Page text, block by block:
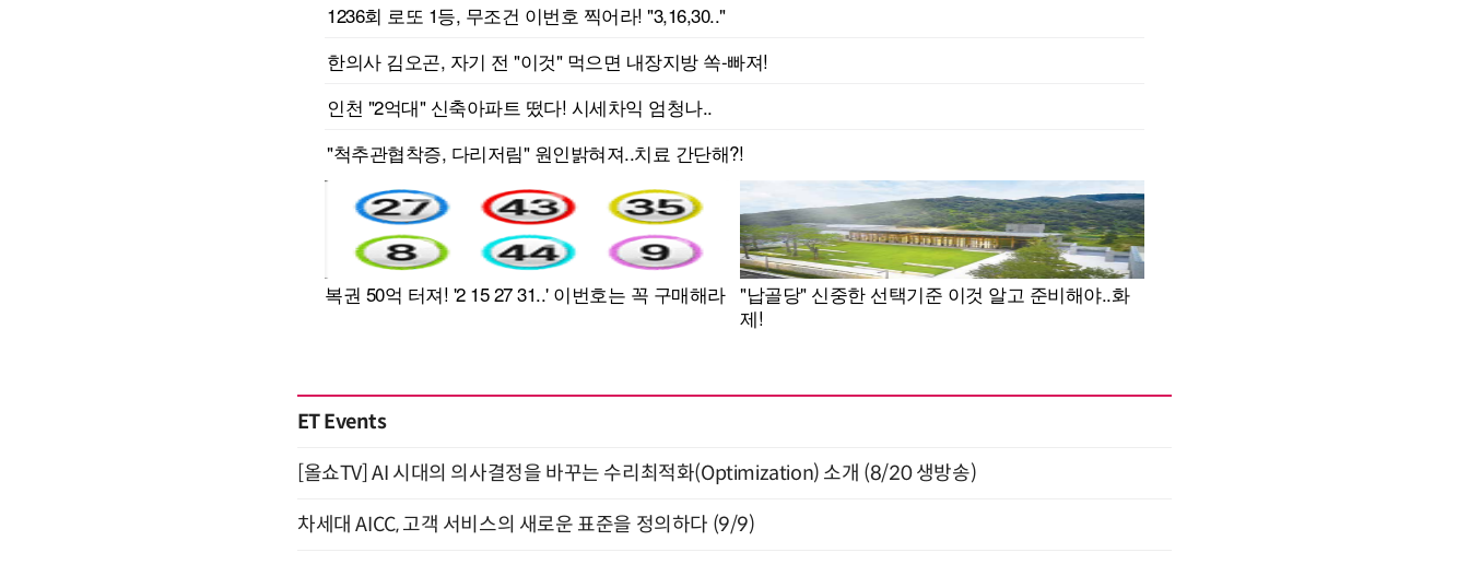
ET Events
[올쇼TV] AI 시대의 의사결정을 바꾸는 수리최적화(Optimization) 소개 (8/20 생방송)
차세대 AICC, 고객 서비스의 새로운 표준을 정의하다 (9/9)